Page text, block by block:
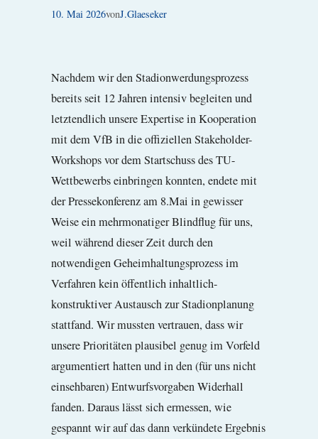
10. Mai 2026vonJ.Glaeseker
Nachdem wir den Stadionwerdungsprozess
bereits seit 12 Jahren intensiv begleiten und
letztendlich unsere Expertise in Kooperation
mit dem VfB in die offiziellen Stakeholder-
Workshops vor dem Startschuss des TU-
Wettbewerbs einbringen konnten, endete mit
der Pressekonferenz am 8.Mai in gewisser
Weise ein mehrmonatiger Blindflug für uns,
weil während dieser Zeit durch den
notwendigen Geheimhaltungsprozess im
Verfahren kein öffentlich inhaltlich-
konstruktiver Austausch zur Stadionplanung
stattfand. Wir mussten vertrauen, dass wir
unsere Prioritäten plausibel genug im Vorfeld
argumentiert hatten und in den (für uns nicht
einsehbaren) Entwurfsvorgaben Widerhall
fanden. Daraus lässt sich ermessen, wie
gespannt wir auf das dann verkündete Ergebnis